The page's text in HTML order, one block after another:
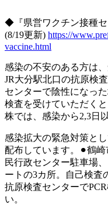
◆『県営ワクチン接種
(8/19更新) https://
vaccine.html
感染の不安のある方は
JR大分駅北口の抗原検
センターで陰性になっ
検査を受けていただく
株では、感染から2,3日
感染拡大の緊急対策と
配布しています。⚫︎鶴
民行政センター駐車場
ートの3カ所。自己検査
抗原検査センターでPCR
い。